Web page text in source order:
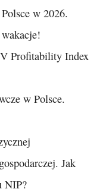
w 2026.
Profitability Index
w Polsce.
Jak
NIP?